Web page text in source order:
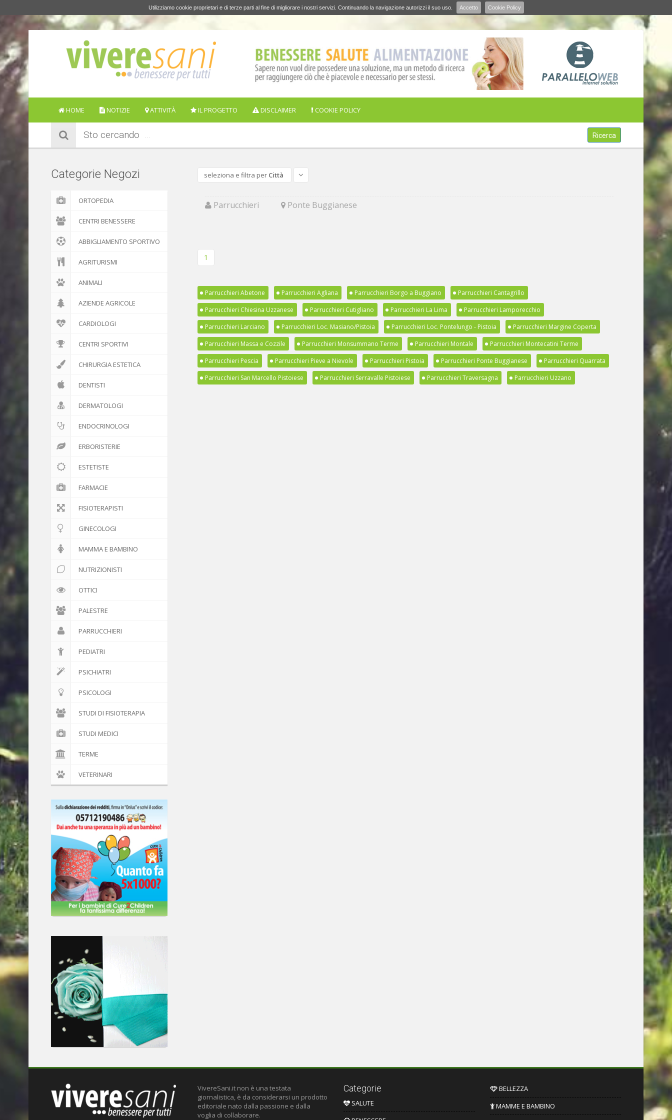
Utilizziamo cookie proprietari e di terze parti al fine di migliorare i nostri servizi. Continuando la navigazione autorizzi il suo uso. Accetto Cookie Policy
HOME NOTIZIE ATTIVITÀ IL PROGETTO DISCLAIMER COOKIE POLICY
Sto cercando Ricerca
Categorie Negozi
ORTOPEDIA
CENTRI BENESSERE
ABBIGLIAMENTO SPORTIVO
AGRITURISMI
ANIMALI
AZIENDE AGRICOLE
CARDIOLOGI
CENTRI SPORTIVI
CHIRURGIA ESTETICA
DENTISTI
DERMATOLOGI
ENDOCRINOLOGI
ERBORISTERIE
ESTETISTE
FARMACIE
FISIOTERAPISTI
GINECOLOGI
MAMMA E BAMBINO
NUTRIZIONISTI
OTTICI
PALESTRE
PARRUCCHIERI
PEDIATRI
PSICHIATRI
PSICOLOGI
STUDI DI FISIOTERAPIA
STUDI MEDICI
TERME
VETERINARI
seleziona e filtra per Città
Parrucchieri Ponte Buggianese
1
Parrucchieri Abetone Parrucchieri Agliana Parrucchieri Borgo a Buggiano
Parrucchieri Cantagrillo
Parrucchieri Chiesina Uzzanese
Parrucchieri Cutigliano Parrucchieri La Lima
Parrucchieri Lamporecchio
Parrucchieri Larciano
Parrucchieri Loc. Masiano/Pistoia Parrucchieri Loc. Pontelungo - Pistoia
Parrucchieri Margine Coperta
Parrucchieri Massa e Cozzile
Parrucchieri Monsummano Terme Parrucchieri Montale
Parrucchieri Montecatini Terme
Parrucchieri Pescia
Parrucchieri Pieve a Nievole Parrucchieri Pistoia Parrucchieri Ponte Buggianese
Parrucchieri Quarrata
Parrucchieri San Marcello Pistoiese
Parrucchieri Serravalle Pistoiese Parrucchieri Traversagna Parrucchieri Uzzano
VivereSani.it non è una testata
giornalistica, è da considerarsi un prodotto
editoriale nato dalla passione e dalla
voglia di collaborare.
Categorie
SALUTE
BELLEZZA
MAMME E BAMBINO